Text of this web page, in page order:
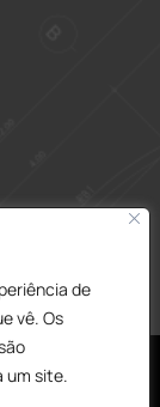
de
vê. Os
um site.